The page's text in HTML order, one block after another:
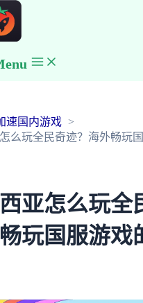
速国内游戏
么玩全民奇迹？海外畅玩
亚怎么玩全
玩国服游戏